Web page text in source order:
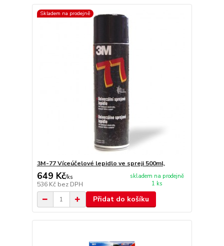
Skladem na prodejně
3M-77 Víceúčelové lepidlo ve spreji 500ml,
649 Kč/ks
536 Kč bez DPH
skladem na prodejně
1 ks
Přidat do košíku